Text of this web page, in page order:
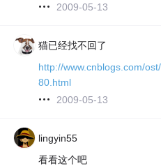
2009-05-13
猫已经找不回了
http://www.cnblogs.com/
80.html
2009-05-13
lingyin55
看看这个吧